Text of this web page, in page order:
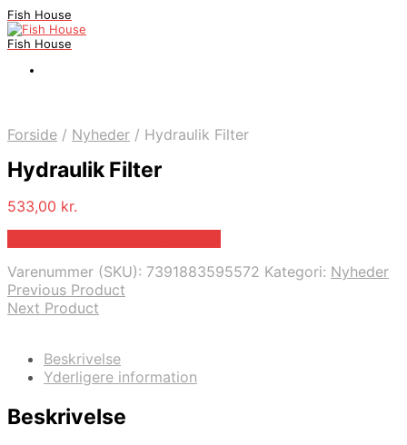
Fish House
Fish House
Forside / Nyheder / Hydraulik Filter
Hydraulik Filter
533,00 kr.
Varenummer (SKU): 7391883595572 Kategori: Nyheder
Previous Product
Next Product
Beskrivelse
Yderligere information
Beskrivelse